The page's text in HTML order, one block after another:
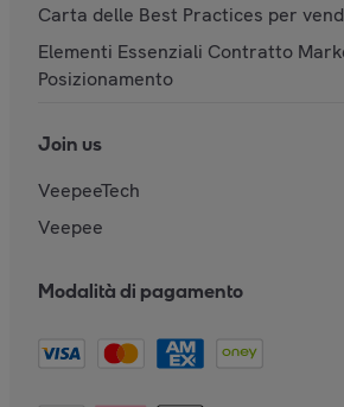
Carta delle Best Practices per
Elementi Essenziali Contratto
Posizionamento
Join us
VeepeeTech
Veepee
Modalità di pagamento